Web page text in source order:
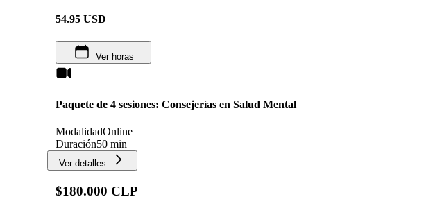
54.95 USD
Ver horas
Paquete de 4 sesiones: Consejerías en Salud Mental
ModalidadOnline
Duración50 min
Ver detalles
$180.000 CLP